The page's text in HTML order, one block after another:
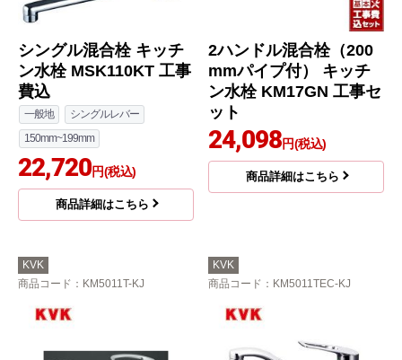
シングル混合栓 キッチ
ン水栓 MSK110KT 工事
費込
一般地
シングルレバー
150mm~199mm
22,720円(税込)
商品詳細はこちら
2ハンドル混合栓（200
mmパイプ付） キッチ
ン水栓 KM17GN 工事セ
ット
24,098円(税込)
商品詳細はこちら
KVK
商品コード ：KM5011T-KJ
KVK
商品コード ：KM5011TEC-KJ